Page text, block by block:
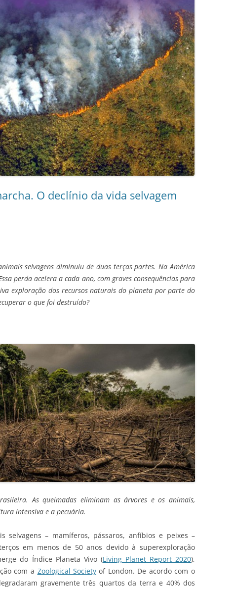
O declínio da vida selvagem
selvagens diminuiu de duas terças partes. Na América
perda acelera a cada ano, com graves consequências para
exploração dos recursos naturais do planeta por parte do
o que foi destruído?
As queimadas eliminam as árvores e os animais,
intensiva e a pecuária.
selvagens – mamíferos, pássaros, anfíbios e peixes –
em menos de 50 anos devido à superexploração
do Índice Planeta Vivo (Living Planet Report 2020),
com a Zoological Society of London. De acordo com o
gravemente três quartos da terra e 40% dos